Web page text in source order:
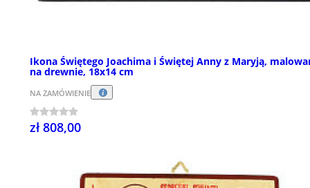
Ikona Świętego Joachima i Świętej Anny z Maryją,
na drewnie, 18x14 cm
NA ZAMÓWIENIE
zł 808,00